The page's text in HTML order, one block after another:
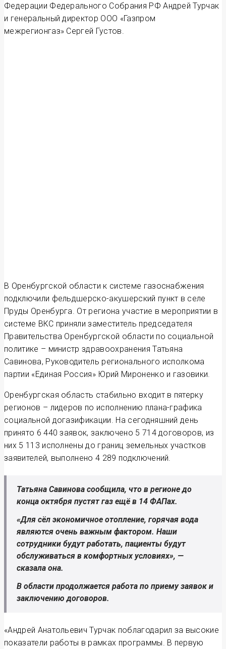
Федерации Федерального Собрания РФ Андрей Турчак
и генеральный директор ООО «Газпром
межрегионгаз» Сергей Густов.
В Оренбургской области к системе газоснабжения
подключили фельдшерско-акушерский пункт в селе
Пруды Оренбурга. От региона участие в мероприятии в
системе ВКС приняли заместитель председателя
Правительства Оренбургской области по социальной
политике – министр здравоохранения Татьяна
Савинова, Руководитель регионального исполкома
партии «Единая Россия» Юрий Мироненко и газовики.
Оренбургская область стабильно входит в пятерку
регионов – лидеров по исполнению плана-графика
социальной догазификации. На сегодняшний день
принято 6 440 заявок, заключено 5 714 договоров, из
них 5 113 исполнены до границ земельных участков
заявителей, выполнено 4 289 подключений.
Татьяна Савинова сообщила, что в регионе до
конца октября пустят газ ещё в 14 ФАПах.
«Для сёл экономичное отопление, горячая вода
являются очень важным фактором. Наши
сотрудники будут работать, пациенты будут
обслуживаться в комфортных условиях», —
сказала она.
В области продолжается работа по приему заявок и
заключению договоров.
«Андрей Анатольевич Турчак поблагодарил за высокие
показатели работы в рамках программы. В первую